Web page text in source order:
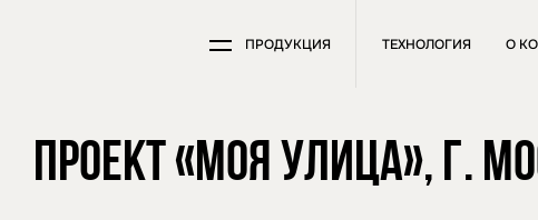
ПРОДУКЦИЯ ТЕХНОЛОГИЯ О
ПРОЕКТ «МОЯ УЛИЦА», Г.